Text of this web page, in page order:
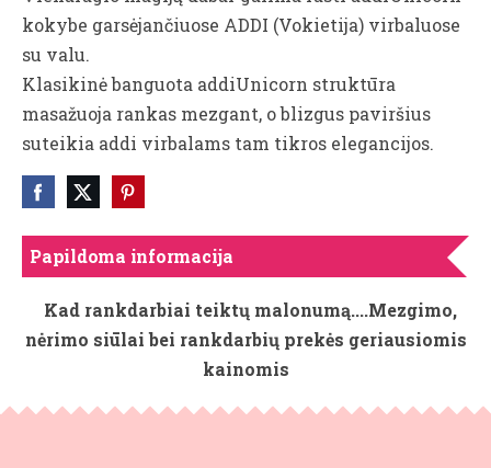
Papildoma informacija
Kad rankdarbiai teiktų malonumą....Mezgimo,
nėrimo siūlai bei rankdarbių prekės geriausiomis
kainomis
kokybe garsėjančiuose ADDI (Vokietija) virbaluose
su valu.
Klasikinė banguota addiUnicorn struktūra
masažuoja rankas mezgant, o blizgus paviršius
suteikia addi virbalams tam tikros elegancijos.